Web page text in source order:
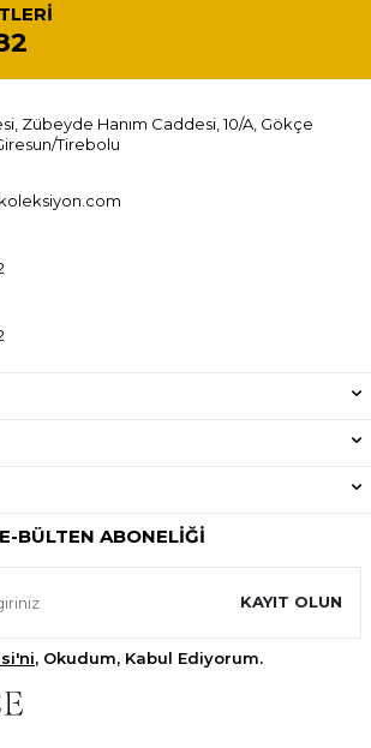
Zübeyde Hanım Caddesi, 10/A, Gökçe
Tirebolu
E-BÜLTEN ABONELIĞI
KAYIT OLUN
, Okudum, Kabul Ediyorum.